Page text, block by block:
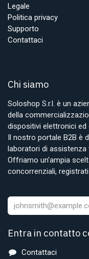
Legale
Politica privacy
Supporto
Contattaci
Chi siamo
Soloshop S.r.l. è un
della
dispositivi elettronici ed
Il nostro portale B2B è
laboratori di assistenza
Offriamo un'ampia
concorrenziali,
Entra in contatto
Contattaci